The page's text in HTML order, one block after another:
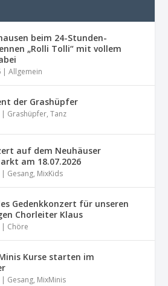
beim 24-Stunden-
„Rolli Tolli“ mit vollem
|Allgemein
der Grashüpfer
| Grashüpfer,Tanz
auf dem Neuhäuser
am 18.07.2026
| Gesang, MixKids
Gedenkkonzert für unseren
Chorleiter Klaus
| Chöre
Kurse starten im
| Gesang, MixMinis